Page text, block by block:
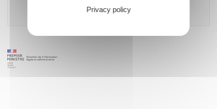
Agence nationale des titres sécurisés (ANTS)
Privacy policy